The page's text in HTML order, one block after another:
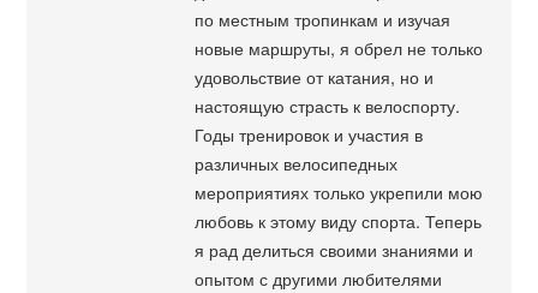
по местным тропинкам и изучая
новые маршруты, я обрел не только
удовольствие от катания, но и
настоящую страсть к велоспорту.
Годы тренировок и участия в
различных велосипедных
мероприятиях только укрепили мою
любовь к этому виду спорта. Теперь
я рад делиться своими знаниями и
опытом с другими любителями